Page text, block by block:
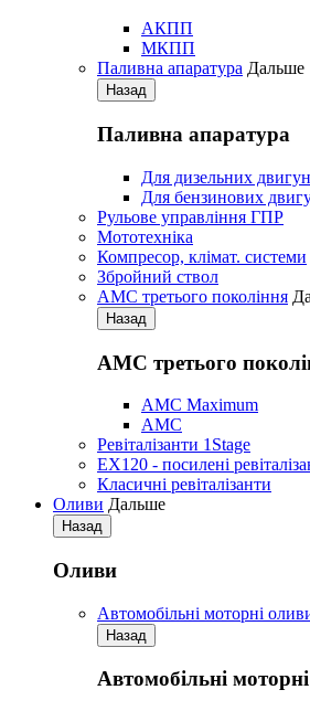
АКПП
МКПП
Паливна апаратура Дальше
Назад
Паливна апаратура
Для дизельних
Для бензинових
Рульове управління ГПР
Мототехніка
Компресор, клімат. системи
Збройний ствол
АМС третього покоління
Назад
АМС третього
AMC Maximum
AMC
Ревіталізанти 1Stage
EX120 - посилені
Класичні ревіталізанти
Оливи Дальше
Назад
Оливи
Автомобільні моторні
Назад
Автомобільні